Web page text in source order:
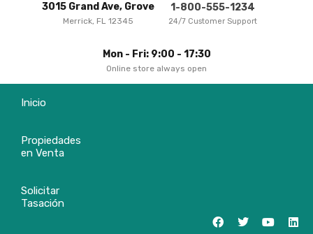
3015 Grand Ave, Grove
Merrick, FL 12345
1-800-555-1234
24/7 Customer Support
Mon - Fri: 9:00 - 17:30
Online store always open
Inicio
Propiedades
en Venta
Solicitar
Tasación